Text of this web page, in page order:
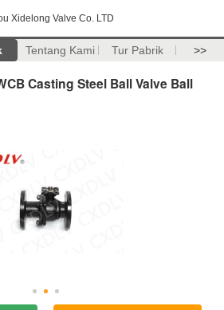
Xidelong Valve Co. LTD
Tentang Kami Tur Pabrik >>
Casting Steel Ball Valve Ball